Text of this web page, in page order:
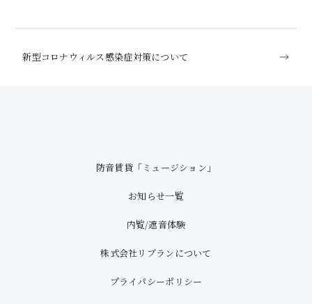
新型コロナウィルス感染症対策について
防音賃貸「ミュージション」
お知らせ一覧
内覧/遮音体験
株式会社リブランについて
プライパシーポリシー